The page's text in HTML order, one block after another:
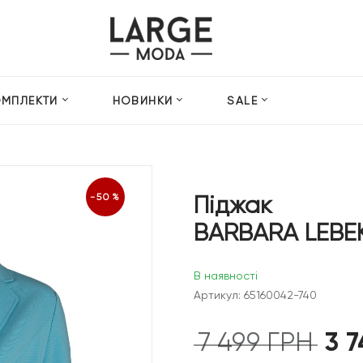
НОВИНКИ SALE
-50%
Піджак
BARBARA
В наявності
Артикул: 65160042-740
7 499ГРН 3